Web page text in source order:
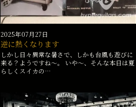
2025年07月27日
逆に熱くなります
しかし日々異常な暑さで、しかも台風も遊びに
来る？ようですね〜。 いや〜、そんな本日は夏
らしくスイカの…